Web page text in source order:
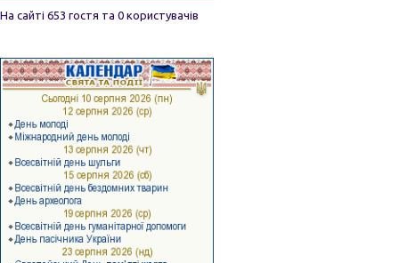
На сайті 653 гостя та 0 користувачів